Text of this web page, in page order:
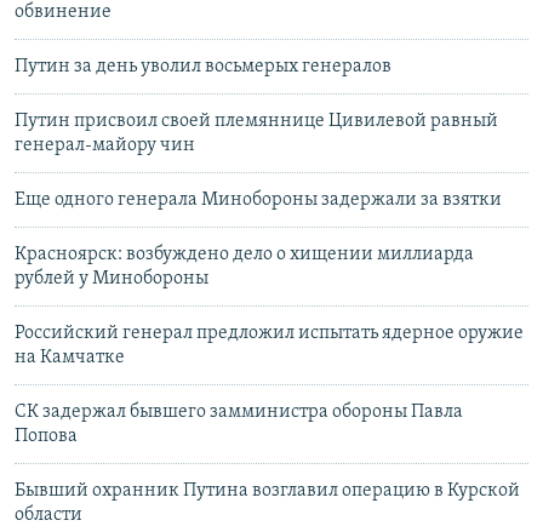
обвинение
Путин за день уволил восьмерых генералов
Путин присвоил своей племяннице Цивилевой равный
генерал-майору чин
Еще одного генерала Минобороны задержали за взятки
Красноярск: возбуждено дело о хищении миллиарда
рублей у Минобороны
Российский генерал предложил испытать ядерное оружие
на Камчатке
СК задержал бывшего замминистра обороны Павла
Попова
Бывший охранник Путина возглавил операцию в Курской
области